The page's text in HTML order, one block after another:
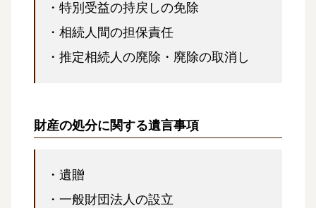
・特別受益の持戻しの免除
・相続人間の担保責任
・推定相続人の廃除・廃除の取消し
財産の処分に関する遺言事項
・遺贈
・一般財団法人の設立